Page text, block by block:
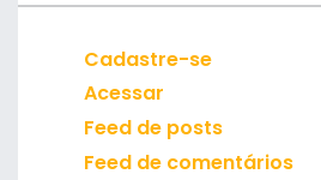
Cadastre-se
Acessar
Feed de posts
Feed de comentários